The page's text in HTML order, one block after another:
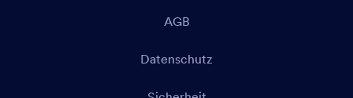
AGB
Datenschutz